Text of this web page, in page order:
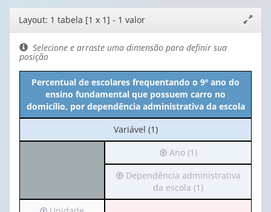
Editor
de
layout
janela
Layout: 1 tabela [1 x 1] - 1 valor
Selecione e arraste uma dimensão para definir sua
posição
Percentual de escolares frequentando o 9º ano do
ensino fundamental que possuem carro no
domicílio, por dependência administrativa da escola
No
cabeçalho:
(1)
Variável (1)
Irá
para
o
cabeçalho
(possui
Ano (1)
Irá
o
Dependência administrativa
da escola (1)